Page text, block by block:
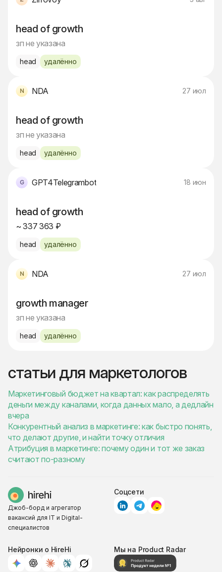
head of growth
зп не указана
head удалённо
NDA 27 июл
head of growth
зп не указана
head удалённо
GPT4Telegrambot 18 июн
head of growth
~ 337 363 ₽
head удалённо
NDA 27 июл
growth manager
зп не указана
head удалённо
статьи для маркетологов
Маркетинговый бюджет на квартал: как распределять
деньги между каналами, когда данных мало, а дедлайн
вчера
Конкурентный анализ в маркетинге: как быстро понять,
что делают другие, и найти точку отличия
Атрибуция в маркетинге: почему один и тот же заказ
считают по-разному
Джоб-борд и агрегатор
вакансий для IT и Digital-
специалистов
Соцсети
Нейронки о HireHi Мы на Product Radar